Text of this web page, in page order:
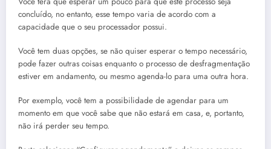
concluído, no entanto, esse tempo varia de acordo com a
capacidade que o seu processador possui.
Você tem duas opções, se não quiser esperar o tempo necessário,
pode fazer outras coisas enquanto o processo de desfragmentação
estiver em andamento, ou mesmo agenda-lo para uma outra hora.
Por exemplo, você tem a possibilidade de agendar para um
momento em que você sabe que não estará em casa, e, portanto,
não irá perder seu tempo.